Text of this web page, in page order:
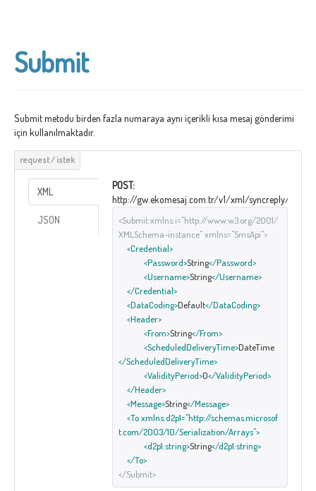
Submit
Submit metodu birden fazla numaraya aynı içerikli kısa mesaj gönderimi
için kullanılmaktadır.
XML
JSON
POST:
http://gw.ekomesaj.com.tr/v1/xml/syncreply/
<Submit xmlns:i="http://www.w3.org/2001/
XMLSchema-instance" xmlns="SmsApi">
<Credential>
<Password>String</Password>
<Username>String</Username>
</Credential>
<DataCoding>Default</DataCoding>
<Header>
<From>String</From>
<ScheduledDeliveryTime>DateTime
</ScheduledDeliveryTime>
<ValidityPeriod>0</ValidityPeriod>
</Header>
<Message>String</Message>
<To xmlns:d2p1="http://schemas.microsof
t.com/2003/10/Serialization/Arrays">
<d2p1:string>String</d2p1:string>
</To>
</Submit>